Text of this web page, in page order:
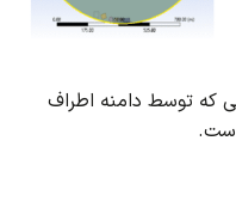
که توسط دامنه اطراف